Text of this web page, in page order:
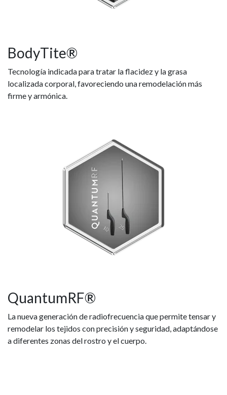
BodyTite®
Tecnología indicada para tratar la flacidez y la grasa
localizada corporal, favoreciendo una remodelación más
firme y armónica.
QuantumRF®
La nueva generación de radiofrecuencia que permite tensar y
remodelar los tejidos con precisión y seguridad, adaptándose
a diferentes zonas del rostro y el cuerpo.